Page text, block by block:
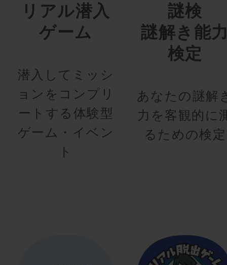
リアル潜入
ゲーム
潜入してミッシ
ョンをコンプリ
ートする体験型
ゲーム・イベン
ト
謎検
謎解き能
検定
あなたの謎解
力を客観的に
るための検定